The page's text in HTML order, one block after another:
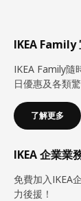
IKEA Family
IKEA Family隨
日優惠及各類
了解更多
IKEA 企業業
免費加入IKEA
力後援！